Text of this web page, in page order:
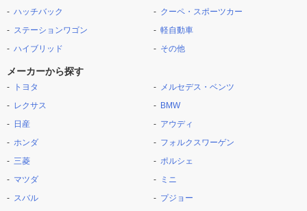
ハッチバック
ステーションワゴン
ハイブリッド
クーペ・スポーツカー
軽自動車
その他
メーカーから探す
トヨタ
レクサス
日産
ホンダ
三菱
マツダ
スバル
メルセデス・ベンツ
BMW
アウディ
フォルクスワーゲン
ポルシェ
ミニ
プジョー